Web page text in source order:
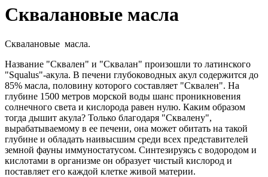
Сквалановые масла
Сквалановые масла.
Название "Сквален" и "Сквалан" произошли то латинского
"Squalus"-акула. В печени глубоководных акул содержится до
85% масла, половину которого составляет "Сквален". На
глубине 1500 метров морской воды шанс проникновения
солнечного света и кислорода равен нулю. Каким образом
тогда дышит акула? Только благодаря "Сквалену",
вырабатываемому в ее печени, она может обитать на такой
глубине и обладать наивысшим среди всех представителей
земной фауны иммуностатусом. Синтезируясь с водородом и
кислотами в организме он образует чистый кислород и
поставляет его каждой клетке живой материи.